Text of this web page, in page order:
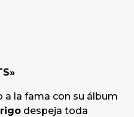
a la fama con su álbum
despeja toda